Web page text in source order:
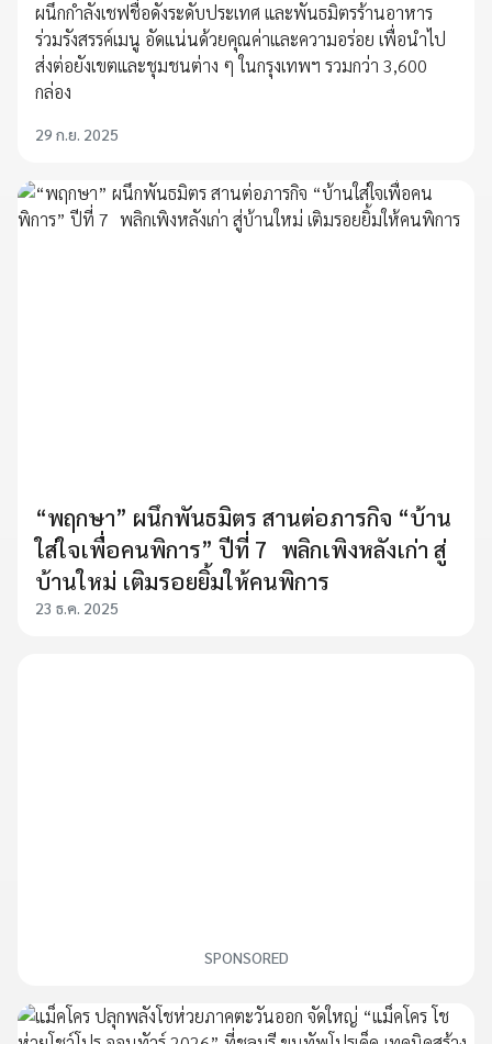
ผนึกกำลังเชฟชื่อดังระดับประเทศ และพันธมิตรร้านอาหาร
ร่วมรังสรรค์เมนู อัดแน่นด้วยคุณค่าและความอร่อย เพื่อนำไป
ส่งต่อยังเขตและชุมชนต่าง ๆ ในกรุงเทพฯ รวมกว่า 3,600
กล่อง
29 ก.ย. 2025
“พฤกษา” ผนึกพันธมิตร สานต่อภารกิจ “บ้าน
ใส่ใจเพื่อคนพิการ” ปีที่ 7 พลิกเพิงหลังเก่า สู่
บ้านใหม่ เติมรอยยิ้มให้คนพิการ
23 ธ.ค. 2025
SPONSORED